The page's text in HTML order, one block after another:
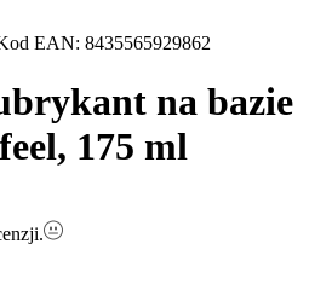
EAN: 8435565929862
na bazie
175 ml